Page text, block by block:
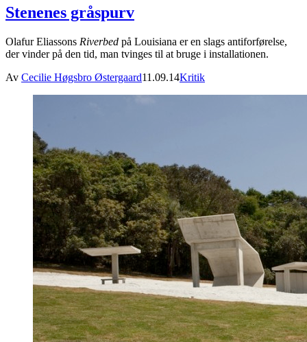
Stenenes gråspurv
Olafur Eliassons Riverbed på Louisiana er en slags antiforførelse,
der vinder på den tid, man tvinges til at bruge i installationen.
Av Cecilie Høgsbro Østergaard11.09.14Kritik